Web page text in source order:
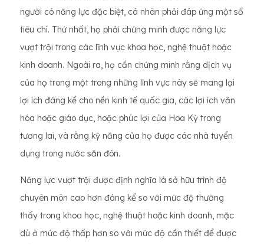
người có năng lực đặc biệt, cá nhân phải đáp ứng một số
tiêu chí. Thứ nhất, họ phải chứng minh được năng lực
vượt trội trong các lĩnh vực khoa học, nghệ thuật hoặc
kinh doanh. Ngoài ra, họ cần chứng minh rằng dịch vụ
của họ trong một trong những lĩnh vực này sẽ mang lại
lợi ích đáng kể cho nền kinh tế quốc gia, các lợi ích văn
hóa hoặc giáo dục, hoặc phúc lợi của Hoa Kỳ trong
tương lai, và rằng kỹ năng của họ được các nhà tuyển
dụng trong nước săn đón.
Năng lực vượt trội được định nghĩa là sở hữu trình độ
chuyên môn cao hơn đáng kể so với mức độ thường
thấy trong khoa học, nghệ thuật hoặc kinh doanh, mặc
dù ở mức độ thấp hơn so với mức độ cần thiết để được